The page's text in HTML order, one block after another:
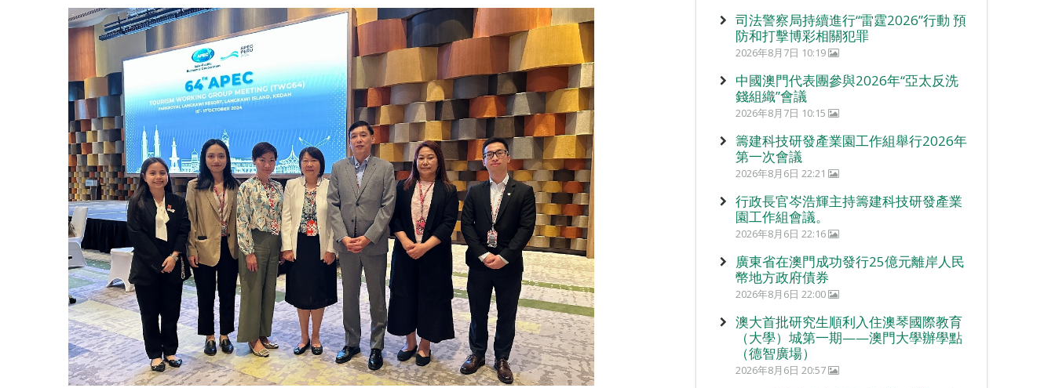
司法警察局持續進行“雷霆2026”行動 預
防和打擊博彩相關犯罪
2026年8月7日 10:19
中國澳門代表團參與2026年“亞太反洗
錢組織”會議
2026年8月7日 10:15
籌建科技研發產業園工作組舉行2026年
第一次會議
2026年8月6日 22:21
行政長官岑浩輝主持籌建科技研發產業
園工作組會議。
2026年8月6日 22:16
廣東省在澳門成功發行25億元離岸人民
幣地方政府債券
2026年8月6日 22:00
澳大首批研究生順利入住澳琴國際教育
（大學）城第一期——澳門大學辦學點
（德智廣場）
2026年8月6日 20:57